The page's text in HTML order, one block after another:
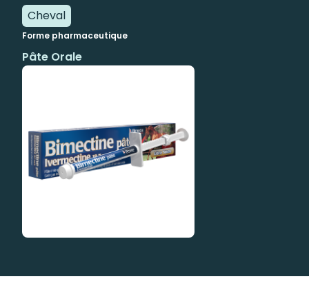
Cheval
Forme pharmaceutique
Pâte Orale